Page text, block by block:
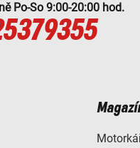
Po-So 9:00-20:00 hod.